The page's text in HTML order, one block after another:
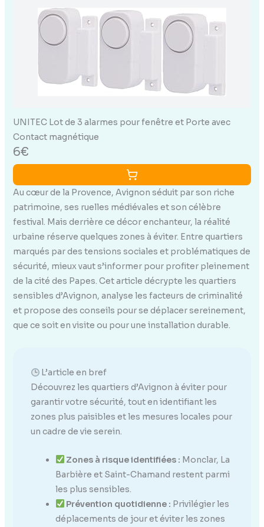
UNITEC Lot de 3 alarmes pour fenêtre et Porte avec
Contact magnétique
6€
Au cœur de la Provence, Avignon séduit par son riche
patrimoine, ses ruelles médiévales et son célèbre
festival. Mais derrière ce décor enchanteur, la réalité
urbaine réserve quelques zones à éviter. Entre quartiers
marqués par des tensions sociales et problématiques de
sécurité, mieux vaut s’informer pour profiter pleinement
de la cité des Papes. Cet article décrypte les quartiers
sensibles d’Avignon, analyse les facteurs de criminalité
et propose des conseils pour se déplacer sereinement,
que ce soit en visite ou pour une installation durable.
L’article en bref
Découvrez les quartiers d’Avignon à éviter pour
garantir votre sécurité, tout en identifiant les
zones plus paisibles et les mesures locales pour
un cadre de vie serein.
Zones à risque identifiées : Monclar, La
Barbière et Saint-Chamand restent parmi
les plus sensibles.
Prévention quotidienne : Privilégier les
déplacements de jour et éviter les zones